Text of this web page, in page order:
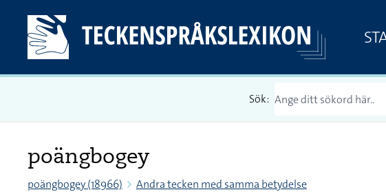
Sök:
poängbogey
poängbogey (18966) Andra tecken med samma betydelse